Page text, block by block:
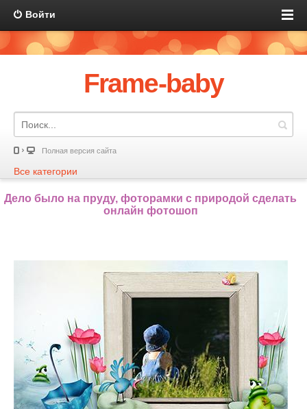
Войти
Frame-baby
Полная версия сайта
Все категории
Дело было на пруду, фоторамки с природой сделать
онлайн фотошоп